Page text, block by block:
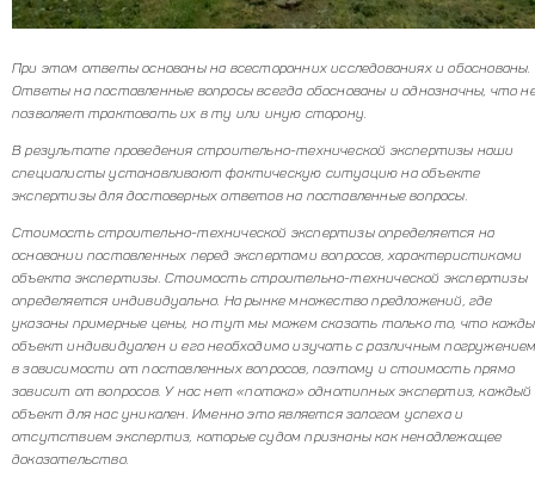
При этом ответы основаны на всесторонних исследованиях и обоснованы.
Ответы на поставленные вопросы всегда обоснованы и однозначны, что
позволяет трактовать их в ту или иную сторону.
В результате проведения строительно-технической экспертизы наши
специалисты устанавливают фактическую ситуацию на объекте
экспертизы для достоверных ответов на поставленные вопросы.
Стоимость строительно-технической экспертизы определяется на
основании поставленных перед экспертами вопросов, характеристиками
объекта экспертизы. Стоимость строительно-технической экспертизы
определяется индивидуально. На рынке множество предложений, где
указаны примерные цены, но тут мы можем сказать только то, что
объект индивидуален и его необходимо изучать с различным
в зависимости от поставленных вопросов, поэтому и стоимость прямо
зависит от вопросов. У нас нет «потока» однотипных экспертиз, каждый
объект для нас уникален. Именно это является залогом успеха и
отсутствием экспертиз, которые судом признаны как ненадлежащее
доказательство.